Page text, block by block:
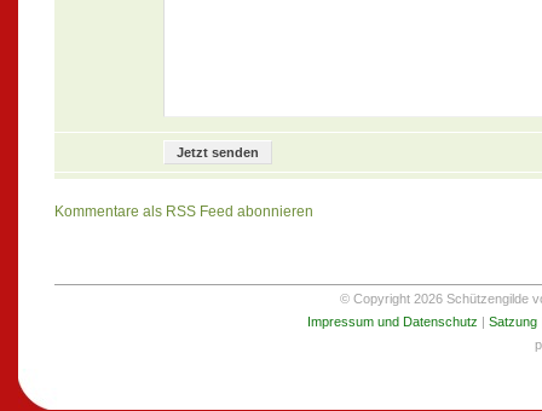
Kommentare als RSS Feed abonnieren
© Copyright 2026 Schützengilde
Impressum und Datenschutz | Satzung